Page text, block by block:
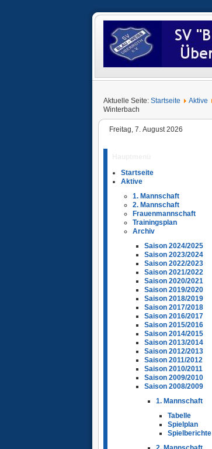
Aktuelle Seite: Startseite Aktive
Winterbach
Freitag, 7. August 2026
Startseite
Aktive
1. Mannschaft
2. Mannschaft
Frauenmannschaft
Trainingsplan
Archiv
Saison 2024/2025
Saison 2023/2024
Saison 2022/2023
Saison 2021/2022
Saison 2020/2021
Saison 2019/2020
Saison 2018/2019
Saison 2017/2018
Saison 2016/2017
Saison 2015/2016
Saison 2014/2015
Saison 2013/2014
Saison 2012/2013
Saison 2011/2012
Saison 2010/2011
Saison 2009/2010
Saison 2008/2009
1. Mannschaft
Tabelle
Spielplan
Spielberichte